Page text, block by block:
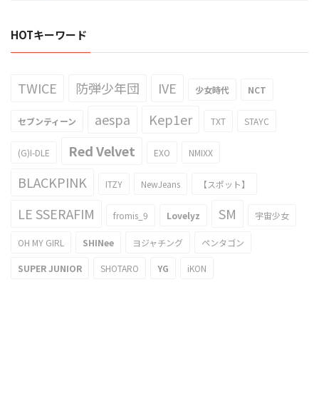
HOTキーワード
TWICE 防弾少年団 IVE 少女時代 NCT
セブンティーン aespa Kep1er TXT STAYC
(G)I-DLE Red Velvet EXO NMIXX
BLACKPINK ITZY NewJeans 【スポット】
LE SSERAFIM fromis_9 Lovelyz SM 宇宙少女
OH MY GIRL SHINee ヨジャチング ペンタゴン
SUPER JUNIOR SHOTARO YG iKON